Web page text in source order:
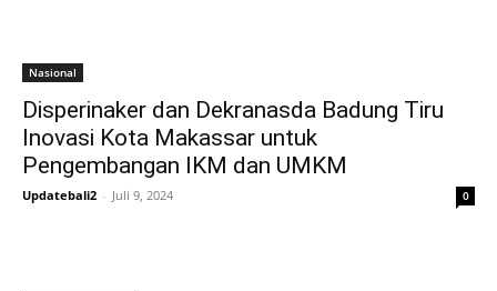
Nasional
Disperinaker dan Dekranasda Badung Tiru
Inovasi Kota Makassar untuk
Pengembangan IKM dan UMKM
Updatebali2 - Juli 9, 2024 0